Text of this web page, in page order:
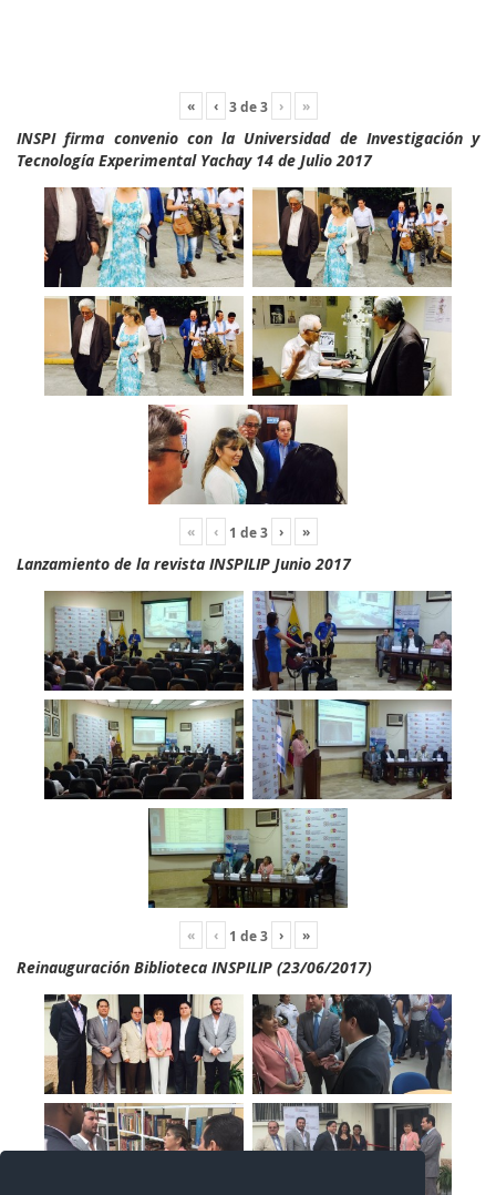
« ‹ 3de3 › »
INSPI firma convenio con la Universidad de Investigación y
Tecnología Experimental Yachay 14 de Julio 2017
« ‹ 1 de3 › »
Lanzamiento de la revista INSPILIP Junio 2017
« ‹ 1 de3 › »
Reinauguración Biblioteca INSPILIP (23/06/2017)